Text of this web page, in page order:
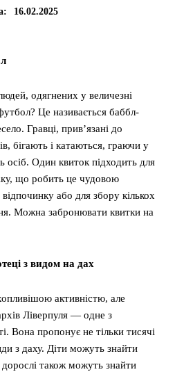
16.02.2025
одягнених у величезні
Це називається баббл-
Гравці, прив’язані до
бігають і катаються, граючи у
осіб. Один квиток підходить для
що робить це чудовою
або для збору кількох
Можна забронювати квитки на
з видом на дах
активністю, але
Ліверпуля — одне з
Вона пропонує не тільки тисячі
з даху. Діти можуть знайти
дорослі також можуть знайти